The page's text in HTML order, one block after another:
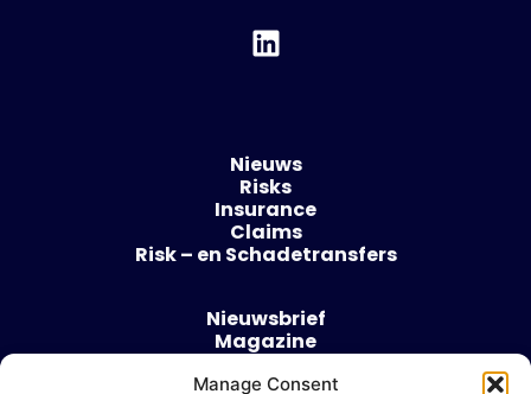
Manage Consent
Nieuws
Risks
Insurance
Claims
Risk – en Schadetransfers
Nieuwsbrief
Magazine
Over